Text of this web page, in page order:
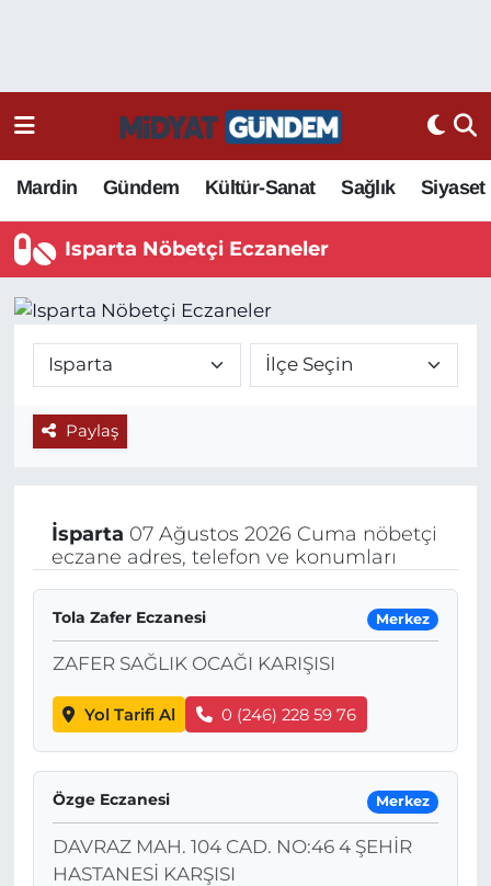
Mardin Gündem Kültür-Sanat Sağlık Siyaset
Isparta Nöbetçi Eczaneler
Paylaş
İsparta 07 Ağustos 2026 Cuma nöbetçi
eczane adres, telefon ve konumları
Tola Zafer Eczanesi Merkez
ZAFER SAĞLIK OCAĞI KARIŞISI
Yol Tarifi Al 0 (246) 228 59 76
Özge Eczanesi Merkez
DAVRAZ MAH. 104 CAD. NO:46 4 ŞEHİR
HASTANESİ KARŞISI